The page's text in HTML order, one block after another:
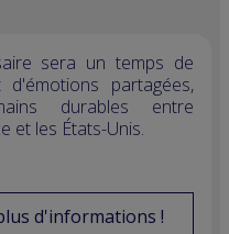
sera un temps de
partagées,
durables entre
et les États-Unis.
d'informations !